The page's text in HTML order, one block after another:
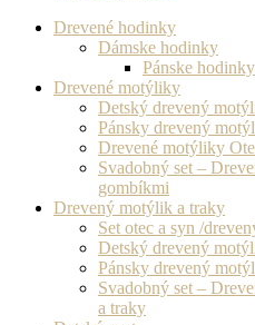
Drevené hodinky
Dámske hodinky
Pánske hodinky
Drevené motýliky
Detský drevený
Pánsky drevený
Drevené motýliky
Svadobný set –
gombíkmi
Drevený motýlik a traky
Set otec a syn /
Detský drevený
Pánsky drevený
Svadobný set –
a traky